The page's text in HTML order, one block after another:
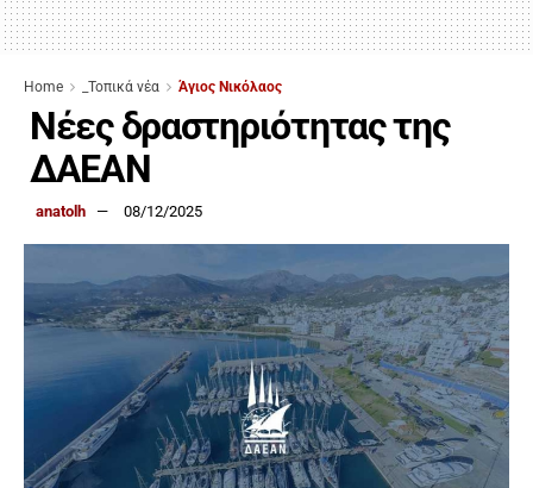
Home _Τοπικά νέα Άγιος Νικόλαος
Νέες δραστηριότητας της
ΔΑΕΑΝ
anatolh 08/12/2025